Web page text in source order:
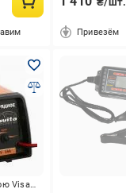
Привезём
До -10% з суперкредиткою Visa Вигода